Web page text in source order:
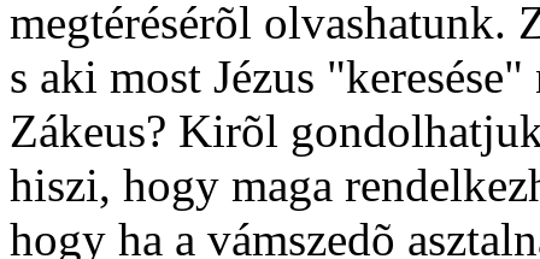
megtérésérõl olvashatunk.
s aki most Jézus
Zákeus? Kirõl
hiszi, hogy maga
hogy ha a vámszedõ